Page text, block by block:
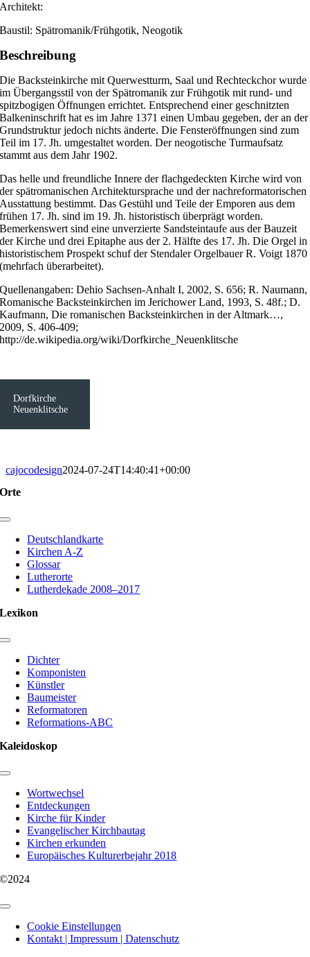
Architekt:
Baustil: Spätromanik/Frühgotik, Neogotik
Beschreibung
Die Backsteinkirche mit Querwestturm, Saal und Rechteckchor wurde
im Übergangsstil von der Spätromanik zur Frühgotik mit rund- und
spitzbogigen Öffnungen errichtet. Entsprechend einer geschnitzten
Balkeninschrift hat es im Jahre 1371 einen Umbau gegeben, der an der
Grundstruktur jedoch nichts änderte. Die Fensteröffnungen sind zum
Teil im 17. Jh. umgestaltet worden. Der neogotische Turmaufsatz
stammt aus dem Jahr 1902.
Das helle und freundliche Innere der flachgedeckten Kirche wird von
der spätromanischen Architektursprache und der nachreformatorischen
Ausstattung bestimmt. Das Gestühl und Teile der Emporen aus dem
frühen 17. Jh. sind im 19. Jh. historistisch überprägt worden.
Bemerkenswert sind eine unverzierte Sandsteintaufe aus der Bauzeit
der Kirche und drei Epitaphe aus der 2. Hälfte des 17. Jh. Die Orgel in
historistischem Prospekt schuf der Stendaler Orgelbauer R. Voigt 1870
(mehrfach überarbeitet).
Quellenangaben: Dehio Sachsen-Anhalt I, 2002, S. 656; R. Naumann,
Romanische Backsteinkirchen im Jerichower Land, 1993, S. 48f.; D.
Kaufmann, Die romanischen Backsteinkirchen in der Altmark…,
2009, S. 406-409;
http://de.wikipedia.org/wiki/Dorfkirche_Neuenklitsche
Dorfkirche
Neuenklitsche
cajocodesign2024-07-24T14:40:41+00:00
Orte
Toggle
NavigationDeutschlandkarte
Kirchen A-Z
Glossar
Lutherorte
Lutherdekade 2008–2017
Lexikon
Toggle
Navigation
Dichter
Komponisten
Künstler
Baumeister
Reformatoren
Reformations-ABC
Kaleidoskop
Toggle
NavigationWortwechsel
Entdeckungen
Kirche für Kinder
Evangelischer Kirchbautag
Kirchen erkunden
Europäisches Kulturerbejahr 2018
©2024
Toggle
NavigationCookie Einstellungen
Kontakt | Impressum | Datenschutz